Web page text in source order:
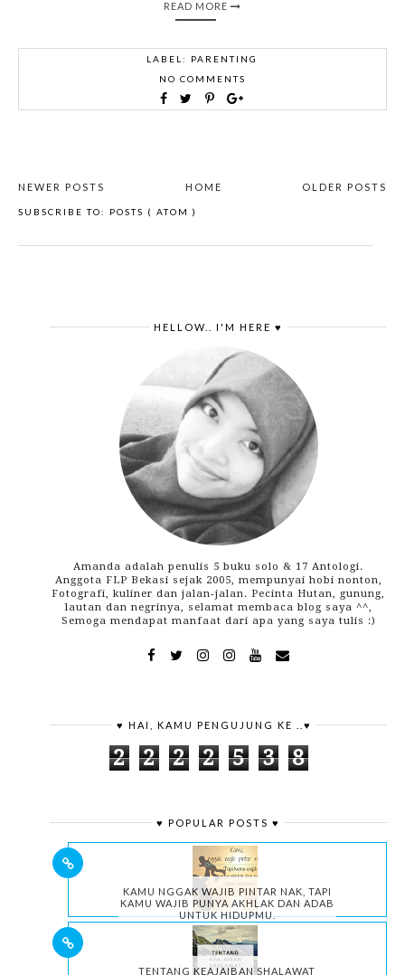
READ MORE
LABEL: PARENTING
NO COMMENTS
NEWER POSTS OLDER POSTS
HOME
SUBSCRIBE TO: POSTS ( ATOM )
HELLOW.. I'M HERE ♥
Amanda adalah penulis 5 buku solo & 17 Antologi.
Anggota FLP Bekasi sejak 2005, mempunyai hobi nonton,
Fotografi, kuliner dan jalan-jalan. Pecinta Hutan, gunung,
lautan dan negrinya, selamat membaca blog saya ^^,
Semoga mendapat manfaat dari apa yang saya tulis :)
♥ HAI, KAMU PENGUJUNG KE ..♥
2 2 2 2 5 3 8
♥ POPULAR POSTS ♥
KAMU NGGAK WAJIB PINTAR NAK, TAPI
KAMU WAJIB PUNYA AKHLAK DAN ADAB
UNTUK HIDUPMU.
TENTANG KEAJAIBAN SHALAWAT